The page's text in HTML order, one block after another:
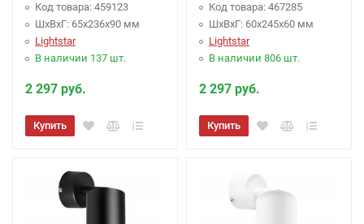
Код товара: 459123
ШхВхГ: 65x236x90 мм
Lightstar
В наличии 137 шт.
2 297 руб.
Купить
Код товара: 467285
ШхВхГ: 60x245x60 мм
Lightstar
В наличии 806 шт.
2 297 руб.
Купить